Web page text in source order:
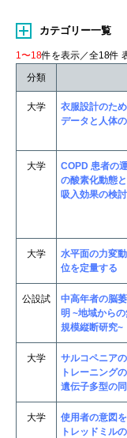
カテゴリー一覧
1〜18件を表示／全18件
分類
大学
衣服設計のた
データと人体
大学
COPD 患者の
の酸素化動態
吸入効果の検
大学
水平面の力変
位を定量する
公設試
中高年者の脳
明 ~地域から
規模縦断研究~
大学
サルコペニア
トレーニング
遺伝子多型の
大学
使用者の意図
トレッドミル